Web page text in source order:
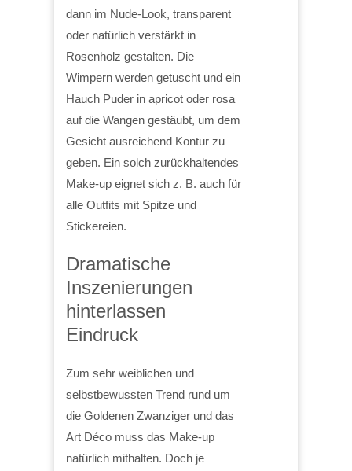
dann im Nude-Look, transparent
oder natürlich verstärkt in
Rosenholz gestalten. Die
Wimpern werden getuscht und ein
Hauch Puder in apricot oder rosa
auf die Wangen gestäubt, um dem
Gesicht ausreichend Kontur zu
geben. Ein solch zurückhaltendes
Make-up eignet sich z. B. auch für
alle Outfits mit Spitze und
Stickereien.
Dramatische
Inszenierungen
hinterlassen
Eindruck
Zum sehr weiblichen und
selbstbewussten Trend rund um
die Goldenen Zwanziger und das
Art Déco muss das Make-up
natürlich mithalten. Doch je